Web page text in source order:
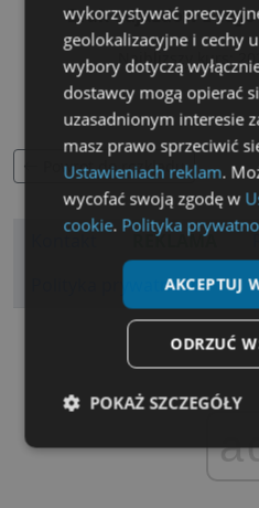
Brak odjazdow z
Najblizszy kurs:
Powrot do rozkladu
REKLAMA
Polityka prywatności
wykorzystywać
geolokalizacyjne i cechy
wybory dotyczą
dostawcy mogą opierać
uzasadnionym interesie
masz prawo sprzeciwić
Ustawieniach reklam.
wycofać swoją zgodę w
cookie. Polityka
AKCEPTUJ
ODRZUĆ
POKAŻ SZCZEGÓŁY
Niezbędne